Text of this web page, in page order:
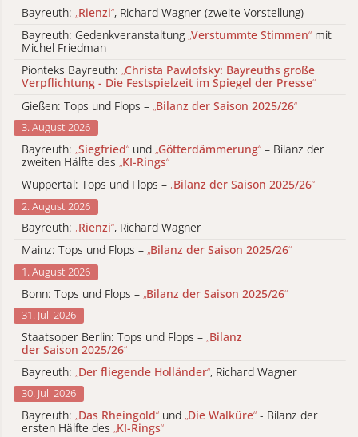
Bayreuth: „Rienzi“, Richard Wagner (zweite Vorstellung)
Bayreuth: Gedenkveranstaltung „Verstummte Stimmen“ mit
Michel Friedman
Pionteks Bayreuth: „Christa Pawlofsky: Bayreuths große
Verpflichtung - Die Festspielzeit im Spiegel der Presse“
Gießen: Tops und Flops – „Bilanz der Saison 2025/26“
3. August 2026
Bayreuth: „Siegfried“ und „Götterdämmerung“ – Bilanz der
zweiten Hälfte des „KI-Rings“
Wuppertal: Tops und Flops – „Bilanz der Saison 2025/26“
2. August 2026
Bayreuth: „Rienzi“, Richard Wagner
Mainz: Tops und Flops – „Bilanz der Saison 2025/26“
1. August 2026
Bonn: Tops und Flops – „Bilanz der Saison 2025/26“
31. Juli 2026
Staatsoper Berlin: Tops und Flops – „Bilanz
der Saison 2025/26“
Bayreuth: „Der fliegende Holländer“, Richard Wagner
30. Juli 2026
Bayreuth: „Das Rheingold“ und „Die Walküre“ - Bilanz der
ersten Hälfte des „KI-Rings“